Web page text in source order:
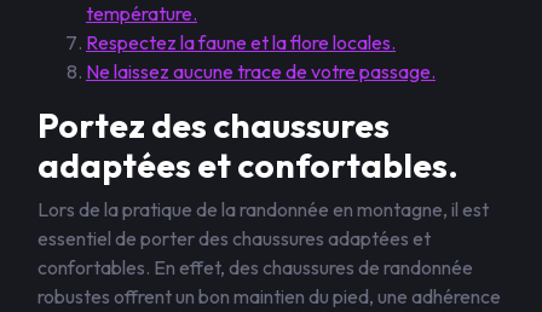
température.
Respectez la faune et la flore locales.
Ne laissez aucune trace de votre passage.
Portez des chaussures
adaptées et confortables.
Lors de la pratique de la randonnée en montagne, il est
essentiel de porter des chaussures adaptées et
confortables. En effet, des chaussures de randonnée
robustes offrent un bon maintien du pied, une adhérence